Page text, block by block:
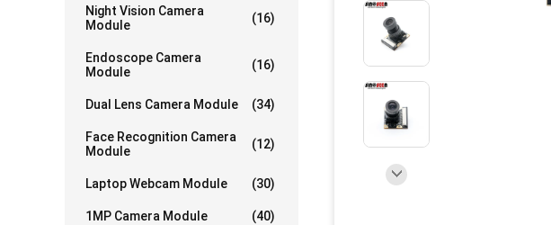
Night Vision Camera
Module
(16)
Endoscope Camera
Module
(16)
Dual Lens Camera Module (34)
Face Recognition Camera
Module
(12)
Laptop Webcam Module (30)
1MP Camera Module (40)